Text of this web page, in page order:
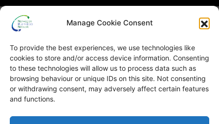
Manage Cookie Consent
To provide the best experiences, we use technologies like
cookies to store and/or access device information. Consenting
to these technologies will allow us to process data such as
browsing behaviour or unique IDs on this site. Not consenting
or withdrawing consent, may adversely affect certain features
and functions.
© Copyright
TERMS OF USE
PRIVACY POLICY